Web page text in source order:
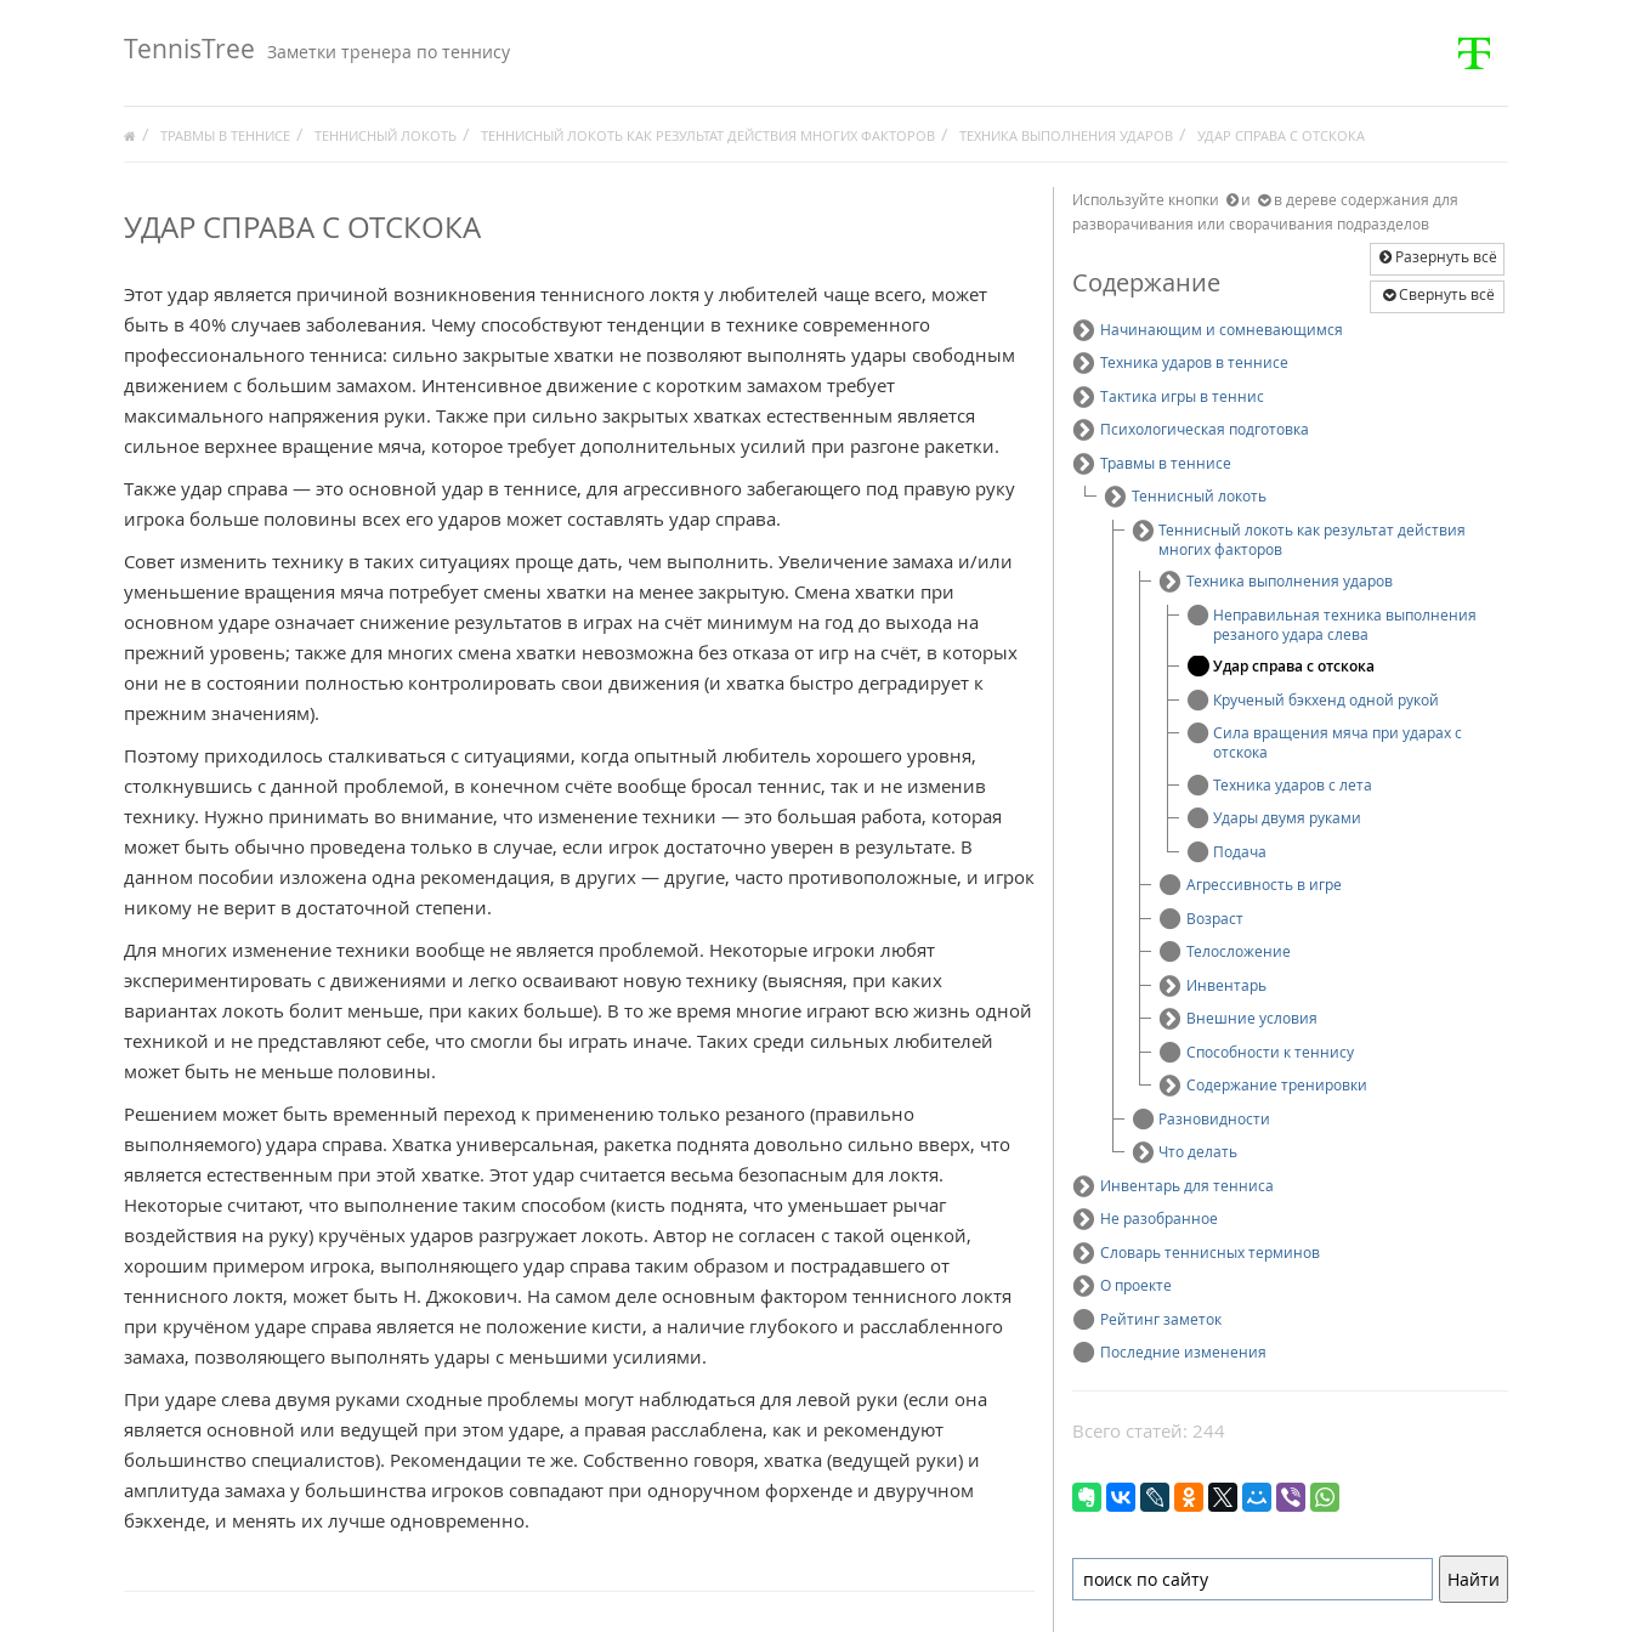
TennisTree Заметки тренера по теннису
ТРАВМЫ В ТЕННИСЕ ТЕННИСНЫЙ ЛОКОТЬ ТЕННИСНЫЙ ЛОКОТЬ КАК РЕЗУЛЬТАТ ДЕЙСТВИЯ МНОГИХ ФАКТОРОВ ТЕХНИКА ВЫПОЛНЕНИЯ УДАРОВ УДАР СПРАВА С ОТСКОКА
УДАР СПРАВА С ОТСКОКА
Этот удар является причиной возникновения теннисного локтя у любителей чаще всего, может
быть в 40% случаев заболевания. Чему способствуют тенденции в технике современного
профессионального тенниса: сильно закрытые хватки не позволяют выполнять удары свободным
движением с большим замахом. Интенсивное движение с коротким замахом требует
максимального напряжения руки. Также при сильно закрытых хватках естественным является
сильное верхнее вращение мяча, которое требует дополнительных усилий при разгоне ракетки.
Также удар справа — это основной удар в теннисе, для агрессивного забегающего под правую руку
игрока больше половины всех его ударов может составлять удар справа.
Совет изменить технику в таких ситуациях проще дать, чем выполнить. Увеличение замаха и/или
уменьшение вращения мяча потребует смены хватки на менее закрытую. Смена хватки при
основном ударе означает снижение результатов в играх на счёт минимум на год до выхода на
прежний уровень; также для многих смена хватки невозможна без отказа от игр на счёт, в которых
они не в состоянии полностью контролировать свои движения (и хватка быстро деградирует к
прежним значениям).
Поэтому приходилось сталкиваться с ситуациями, когда опытный любитель хорошего уровня,
столкнувшись с данной проблемой, в конечном счёте вообще бросал теннис, так и не изменив
технику. Нужно принимать во внимание, что изменение техники — это большая работа, которая
может быть обычно проведена только в случае, если игрок достаточно уверен в результате. В
данном пособии изложена одна рекомендация, в других — другие, часто противоположные, и игрок
никому не верит в достаточной степени.
Для многих изменение техники вообще не является проблемой. Некоторые игроки любят
экспериментировать с движениями и легко осваивают новую технику (выясняя, при каких
вариантах локоть болит меньше, при каких больше). В то же время многие играют всю жизнь одной
техникой и не представляют себе, что смогли бы играть иначе. Таких среди сильных любителей
может быть не меньше половины.
Решением может быть временный переход к применению только резаного (правильно
выполняемого) удара справа. Хватка универсальная, ракетка поднята довольно сильно вверх, что
является естественным при этой хватке. Этот удар считается весьма безопасным для локтя.
Некоторые считают, что выполнение таким способом (кисть поднята, что уменьшает рычаг
воздействия на руку) кручёных ударов разгружает локоть. Автор не согласен с такой оценкой,
хорошим примером игрока, выполняющего удар справа таким образом и пострадавшего от
теннисного локтя, может быть Н. Джокович. На самом деле основным фактором теннисного локтя
при кручёном ударе справа является не положение кисти, а наличие глубокого и расслабленного
замаха, позволяющего выполнять удары с меньшими усилиями.
При ударе слева двумя руками сходные проблемы могут наблюдаться для левой руки (если она
является основной или ведущей при этом ударе, а правая расслаблена, как и рекомендуют
большинство специалистов). Рекомендации те же. Собственно говоря, хватка (ведущей руки) и
амплитуда замаха у большинства игроков совпадают при одноручном форхенде и двуручном
бэкхенде, и менять их лучше одновременно.
Используйте кнопки и
в дереве содержания для
разворачивания или сворачивания подразделов
Разернуть всё
Свернуть всё
Содержание
Начинающим и сомневающимся
Техника ударов в теннисе
Тактика игры в теннис
Психологическая подготовка
Травмы в теннисе
Теннисный локоть
Теннисный локоть как результат действия
многих факторов
Техника выполнения ударов
Неправильная техника выполнения
резаного удара слева
Удар справа с отскока
Крученый бэкхенд одной рукой
Сила вращения мяча при ударах с
отскока
Техника ударов с лета
Удары двумя руками
Подача
Агрессивность в игре
Возраст
Телосложение
Инвентарь
Внешние условия
Способности к теннису
Содержание тренировки
Разновидности
Что делать
Инвентарь для тенниса
Не разобранное
Словарь теннисных терминов
О проекте
Рейтинг заметок
Последние изменения
Всего статей: 244